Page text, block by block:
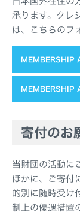
承ります。クレ
は、こちらのフ
MEMBERSHIP
MEMBERSHIP
寄付のお
当財団の活動に
ほかに、ご寄付
的別に随時受け
制上の優遇措置